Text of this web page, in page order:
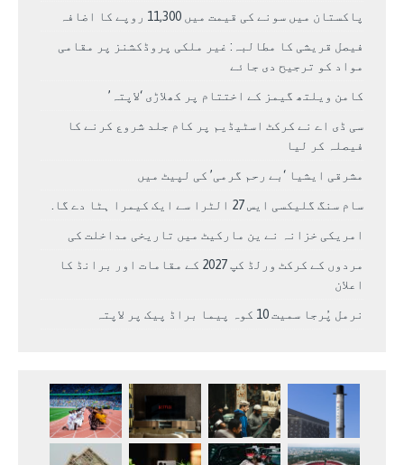
پاکستان میں سونے کی قیمت میں 11,300 روپے کا اضافہ
فیصل قریشی کا مطالبہ: غیر ملکی پروڈکشنز پر مقامی
مواد کو ترجیح دی جائے
کامن ویلتھ گیمز کے اختتام پر کھلاڑی ‘لاپتہ’
سی ڈی اے نے کرکٹ اسٹیڈیم پر کام جلد شروع کرنے کا
فیصلہ کر لیا
مشرقی ایشیا ‘بے رحم گرمی’ کی لپیٹ میں
سام سنگ گلیکسی ایس 27 الٹرا سے ایک کیمرا ہٹا دے گا.
امریکی خزانہ نے ین مارکیٹ میں تاریخی مداخلت کی
مردوں کے کرکٹ ورلڈ کپ 2027 کے مقامات اور برانڈ کا
اعلان
نرمل پُرجا سمیت 10 کوہ پیما براڈ پیک پر لاپتہ